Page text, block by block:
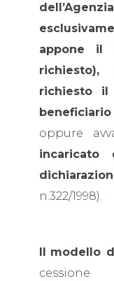
appone il
richiesto),
richiesto il
oppure
incaricato
n.322/1998).
modello